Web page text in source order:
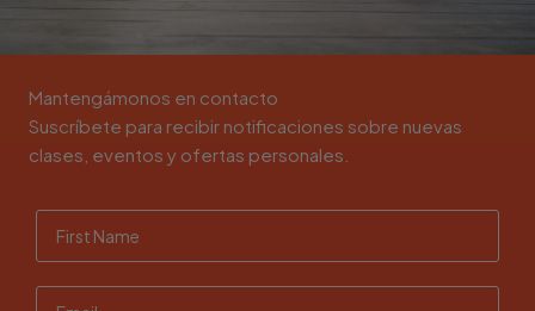
Mantengámonos en contacto
Suscríbete para recibir notificaciones sobre nuevas
clases, eventos y ofertas personales.